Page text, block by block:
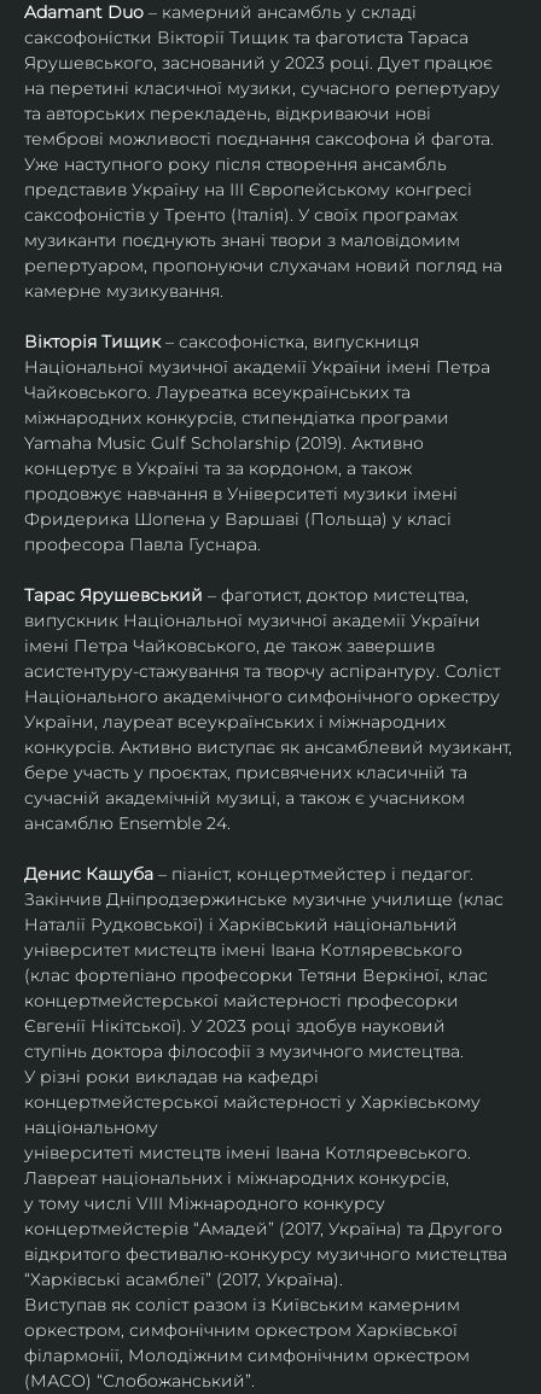
Adamant Duo – камерний ансамбль у складі
саксофоністки Вікторії Тищик та фаготиста Тараса
Ярушевського, заснований у 2023 році. Дует працює
на перетині класичної музики, сучасного репертуару
та авторських перекладень, відкриваючи нові
темброві можливості поєднання саксофона й фагота.
Уже наступного року після створення ансамбль
представив Україну на ІІІ Європейському конгресі
саксофоністів у Тренто (Італія). У своїх програмах
музиканти поєднують знані твори з маловідомим
репертуаром, пропонуючи слухачам новий погляд на
камерне музикування.
Вікторія Тищик – саксофоністка, випускниця
Національної музичної академії України імені Петра
Чайковського. Лауреатка всеукраїнських та
міжнародних конкурсів, стипендіатка програми
Yamaha Music Gulf Scholarship (2019). Активно
концертує в Україні та за кордоном, а також
продовжує навчання в Університеті музики імені
Фридерика Шопена у Варшаві (Польща) у класі
професора Павла Гуснара.
Тарас Ярушевський – фаготист, доктор мистецтва,
випускник Національної музичної академії України
імені Петра Чайковського, де також завершив
асистентуру-стажування та творчу аспірантуру. Соліст
Національного академічного симфонічного оркестру
України, лауреат всеукраїнських і міжнародних
конкурсів. Активно виступає як ансамблевий музикант,
бере участь у проєктах, присвячених класичній та
сучасній академічній музиці, а також є учасником
ансамблю Ensemble 24.
Денис Кашуба – піаніст, концертмейстер і педагог.
Закінчив Дніпродзержинське музичне училище (клас
Наталії Рудковської) і Харківський національний
університет мистецтв імені Івана Котляревського
(клас фортепіано професорки Тетяни Веркіної, клас
концертмейстерської майстерності професорки
Євгенії Нікітської). У 2023 році здобув науковий
ступінь доктора філософії з музичного мистецтва.
У різні роки викладав на кафедрі
концертмейстерської майстерності у Харківському
національному
університеті мистецтв імені Івана Котляревського.
Лавреат національних і міжнародних конкурсів,
у тому числі VIII Міжнародного конкурсу
концертмейстерів “Амадей” (2017, Україна) та Другого
відкритого фестивалю-конкурсу музичного мистецтва
“Харківські асамблеї” (2017, Україна).
Виступав як соліст разом із Київським камерним
оркестром, симфонічним оркестром Харківської
філармонії, Молодіжним симфонічним оркестром
(МАСО) “Слобожанський”.